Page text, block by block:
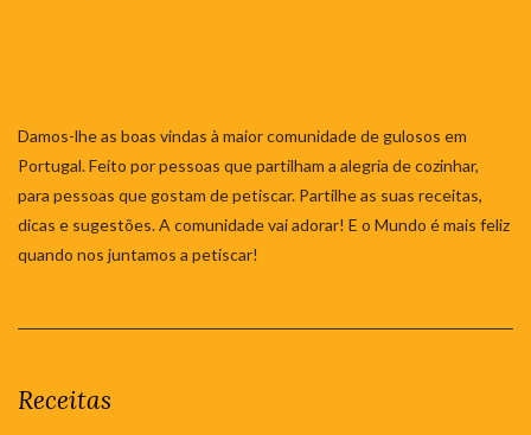
Damos-lhe as boas vindas à maior comunidade de gulosos em
Portugal. Feito por pessoas que partilham a alegria de cozinhar,
para pessoas que gostam de petiscar. Partilhe as suas receitas,
dicas e sugestões. A comunidade vai adorar! E o Mundo é mais feliz
quando nos juntamos a petiscar!
Receitas